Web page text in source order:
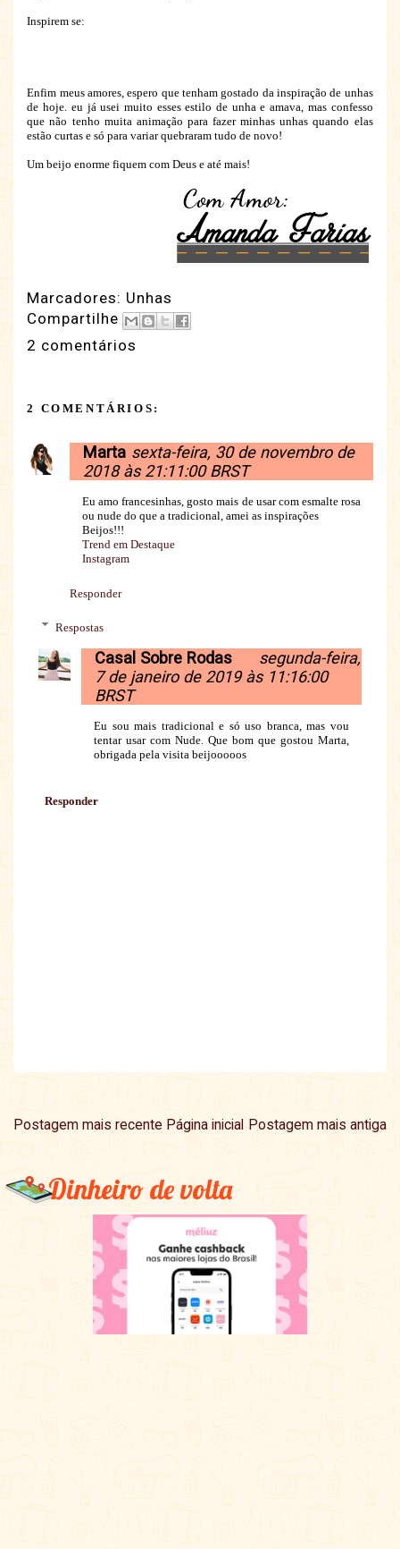
Inspirem se:
Enfim meus amores, espero que tenham gostado da inspiração de unhas
de hoje. eu já usei muito esses estilo de unha e amava, mas confesso
que não tenho muita animação para fazer minhas unhas quando elas
estão curtas e só para variar quebraram tudo de novo!
Um beijo enorme fiquem com Deus e até mais!
Marcadores: Unhas
Compartilhe
2 comentários
2 COMENTÁRIOS:
Marta sexta-feira, 30 de novembro de
2018 às 21:11:00 BRST
Eu amo francesinhas, gosto mais de usar com esmalte rosa
ou nude do que a tradicional, amei as inspirações
Beijos!!!
Trend em Destaque
Instagram
Responder
Respostas
Casal Sobre Rodas
segunda-feira,
7 de janeiro de 2019 às 11:16:00
BRST
Eu sou mais tradicional e só uso branca, mas vou
tentar usar com Nude. Que bom que gostou Marta,
obrigada pela visita beijooooos
Responder
Postagem mais recente Postagem mais antiga
Página inicial
Dinheiro de volta